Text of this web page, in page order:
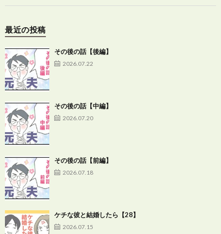
最近の投稿
その後の話【後編】
2026.07.22
その後の話【中編】
2026.07.20
その後の話【前編】
2026.07.18
ケチな彼と結婚したら【28】
2026.07.15